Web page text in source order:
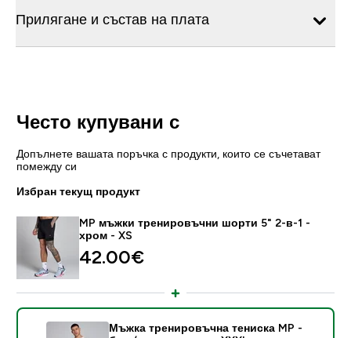
Прилягане и състав на плата
Често купувани с
Допълнете вашата поръчка с продукти, които се съчетават
помежду си
Избран текущ продукт
MP мъжки тренировъчни шорти 5" 2-в-1 -
хром - XS
42.00€‎
Мъжка тренировъчна тениска MP -